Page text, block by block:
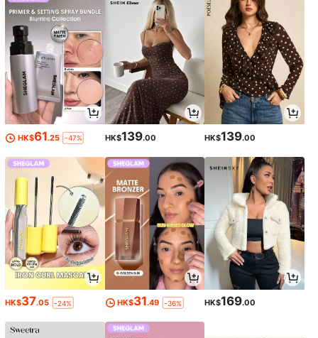
HK$61.25 -47% HK$139.00 HK$139.00
HK$37.05 -24% HK$31.49 -36% HK$169.00